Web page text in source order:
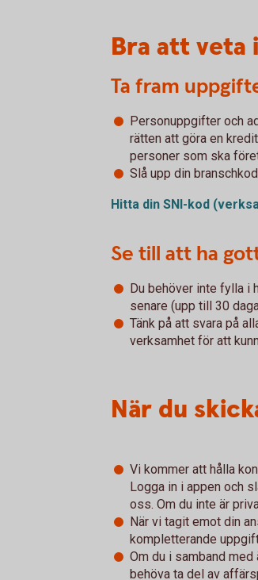
Bra att veta
Ta fram
Personuppgifter och
rätten att göra en
personer som ska
Slå upp din
Hitta din SNI-kod
Se till att ha
Du behöver inte fylla i
senare (upp till 30
Tänk på att svara på
verksamhet för att
När du
Vi kommer att hålla
Logga in i appen och
oss. Om du inte är
När vi tagit emot din
kompletterande
Om du i samband
behöva ta del av